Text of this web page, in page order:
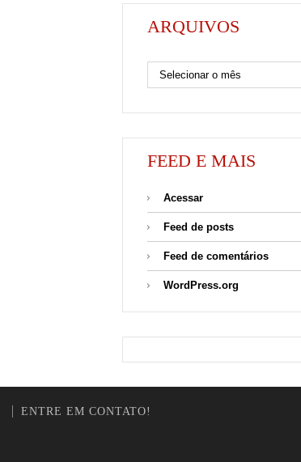
ARQUIVOS
FEED E MAIS
Acessar
Feed de posts
Feed de comentários
WordPress.org
ENTRE EM CONTATO!